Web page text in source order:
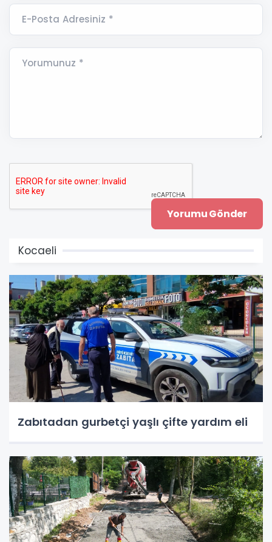
E-Posta Adresiniz *
Yorumunuz *
Kocaeli
Zabıtadan gurbetçi yaşlı çifte yardım eli